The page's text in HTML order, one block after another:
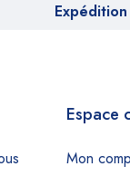
Espace
Mon